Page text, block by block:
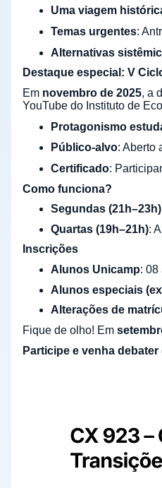
Uma viagem
Temas urgentes:
Alternativas
Destaque especial: V
Em novembro de 2025, a
YouTube do Instituto de
Protagonismo
Público-alvo: Aberto
Certificado:
Como funciona?
Segundas (21h–23h)
Quartas (19h–21h):
Inscrições
Alunos Unicamp: 08
Alunos especiais
Alterações de
Fique de olho! Em
Participe e venha